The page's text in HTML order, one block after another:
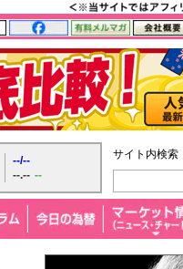
--/--
--.-- --
サイト内検索